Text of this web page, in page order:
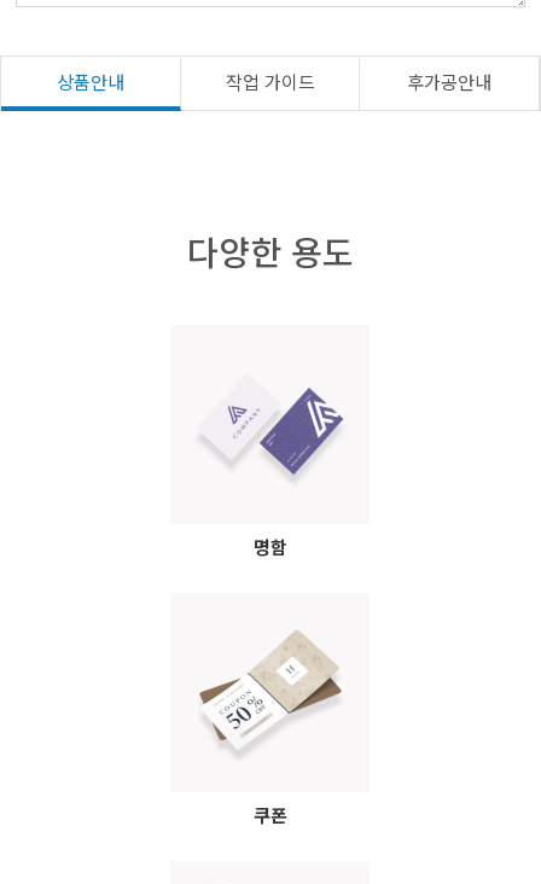
상품안내 작업 가이드 후가공안내
다양한 용도
명함
쿠폰